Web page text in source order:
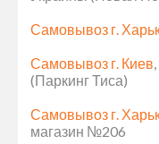
Самовывоз г.
Самовывоз г. Киев
(Паркинг Тиса)
Самовывоз г.
магазин №206